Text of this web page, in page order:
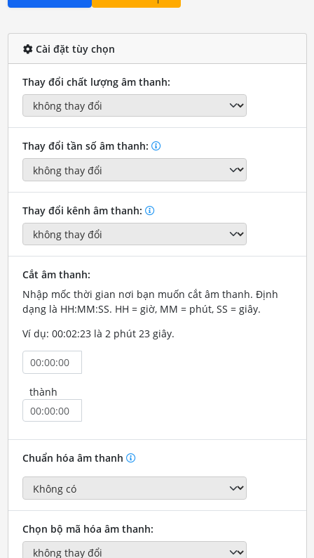
Cài đặt tùy chọn
Thay đổi chất lượng âm thanh:
Thay đổi tần số âm thanh:
Thay đổi kênh âm thanh:
Cắt âm thanh:
Nhập mốc thời gian nơi bạn muốn cắt âm thanh. Định
dạng là HH:MM:SS. HH = giờ, MM = phút, SS = giây.
Ví dụ: 00:02:23 là 2 phút 23 giây.
thành
Chuẩn hóa âm thanh
Chọn bộ mã hóa âm thanh: